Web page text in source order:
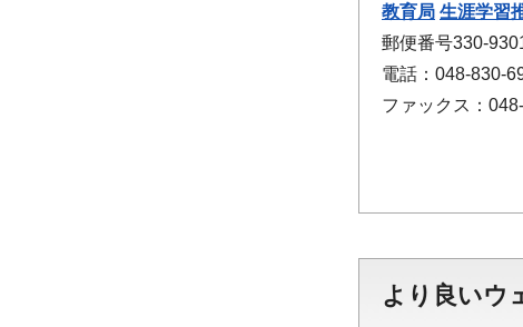
教育局 生涯学習
郵便番号330-
電話：048-830-
ファックス：
より良いウ